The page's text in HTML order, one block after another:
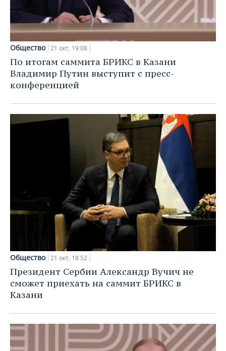
Общество 21 окт, 19:08
По итогам саммита БРИКС в Казани
Владимир Путин выступит с пресс-
конференцией
Общество 21 окт, 18:52
Президент Сербии Александр Вучич не
сможет приехать на саммит БРИКС в
Казани